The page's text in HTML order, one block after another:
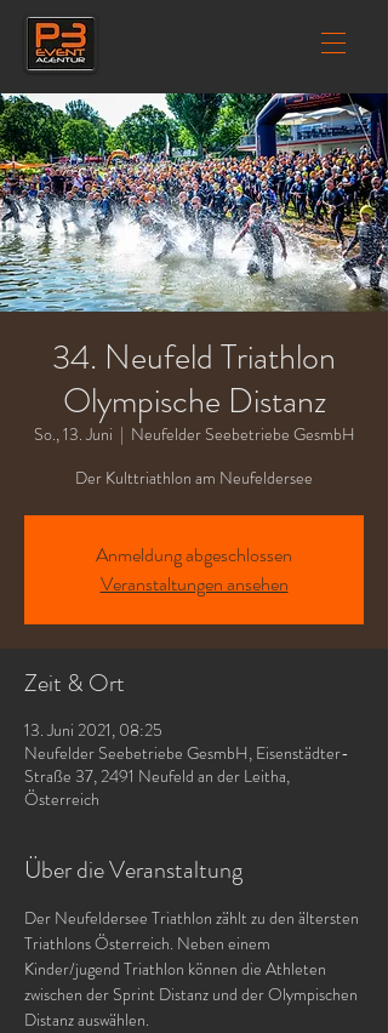
34. Neufeld Triathlon
Olympische Distanz
So., 13. Juni
  |
Neufelder Seebetriebe GesmbH
Der Kulttriathlon am Neufeldersee
Anmeldung abgeschlossen
Veranstaltungen ansehen
Zeit & Ort
13. Juni 2021, 08:25
Neufelder Seebetriebe GesmbH, Eisenstädter-
Straße 37, 2491 Neufeld an der Leitha,
Österreich
Über die Veranstaltung
Der Neufeldersee Triathlon zählt zu den ältersten
Triathlons Österreich. Neben einem
Kinder/jugend Triathlon können die Athleten
zwischen der Sprint Distanz und der Olympischen
Distanz auswählen.